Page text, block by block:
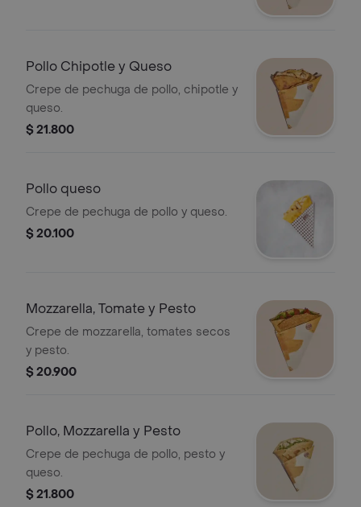
Pollo Chipotle y Queso
Crepe de pechuga de pollo, chipotle y
queso.
$ 21.800
Pollo queso
Crepe de pechuga de pollo y queso.
$ 20.100
Mozzarella, Tomate y Pesto
Crepe de mozzarella, tomates secos
y pesto.
$ 20.900
Pollo, Mozzarella y Pesto
Crepe de pechuga de pollo, pesto y
queso.
$ 21.800